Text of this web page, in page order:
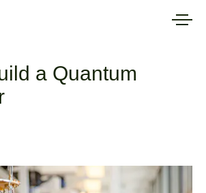
a Quantum